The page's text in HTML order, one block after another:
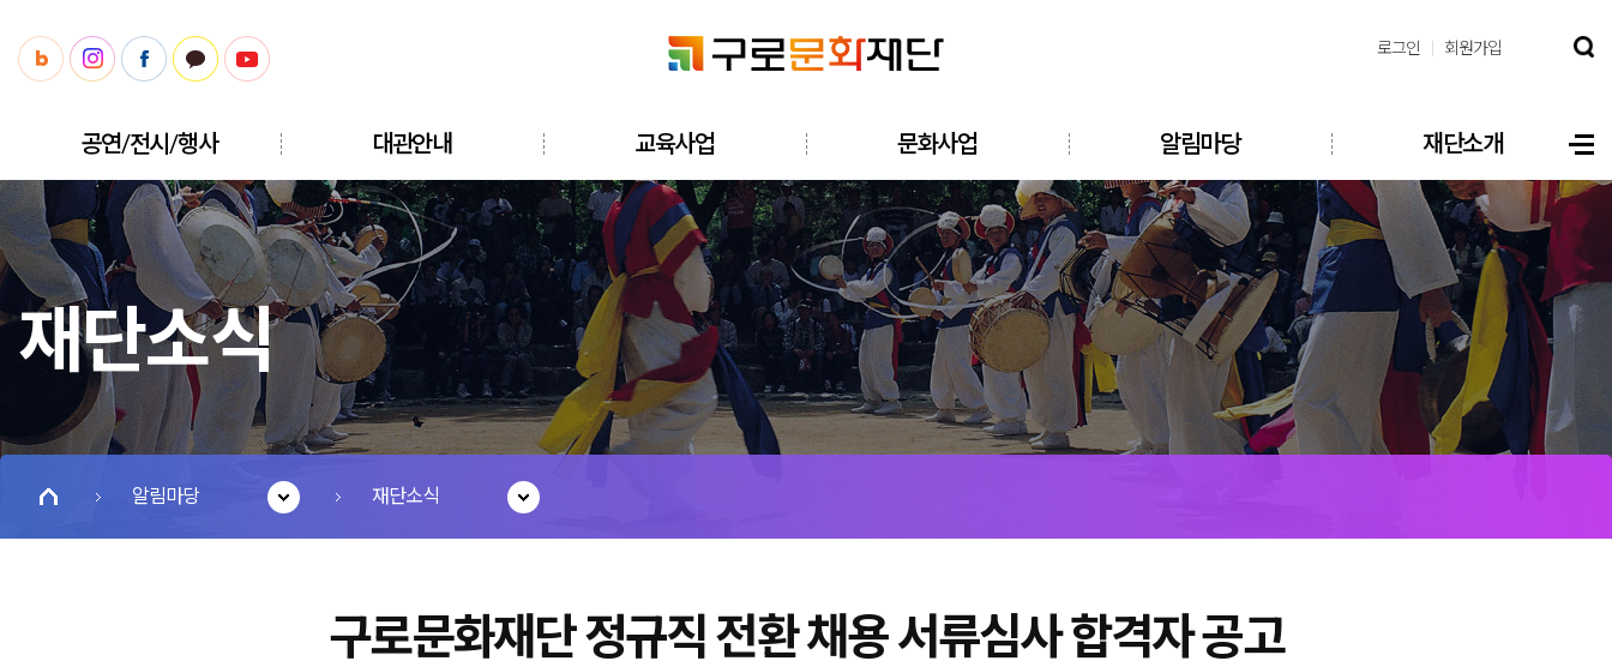
로그인 회원가입
검색창 열기
공연/전시/행사 대관안내 교육사업 문화사업 알림마당 재단소개
전체메뉴 열기
재단소식
알림마당 재단소식
구로문화재단 정규직 전환 채용 서류심사 합격자 공고